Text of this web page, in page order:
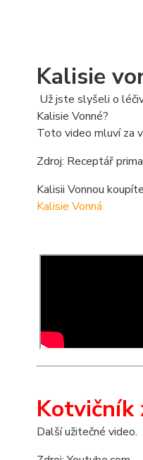
Kalisie
Už jste slyšeli o
Kalisie Vonné?
Toto video mluví za
Zdroj: Receptář
Kalisii Vonnou
Kalisie Vonná
Kotvičník
Další užitečné video.